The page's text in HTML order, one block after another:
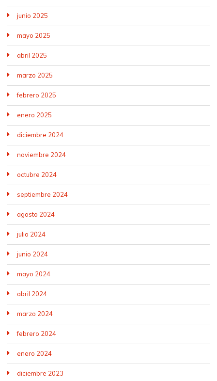
junio 2025
mayo 2025
abril 2025
marzo 2025
febrero 2025
enero 2025
diciembre 2024
noviembre 2024
octubre 2024
septiembre 2024
agosto 2024
julio 2024
junio 2024
mayo 2024
abril 2024
marzo 2024
febrero 2024
enero 2024
diciembre 2023